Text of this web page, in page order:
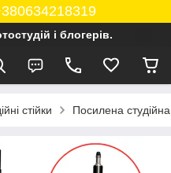
і блогерів.
стійки Посилена